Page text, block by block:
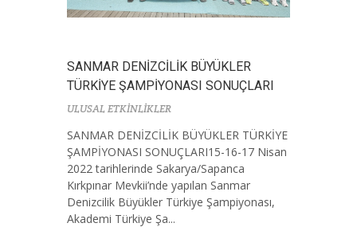
SANMAR DENİZCİLİK BÜYÜKLER
TÜRKİYE ŞAMPİYONASI SONUÇLARI
ULUSAL ETKİNLİKLER
SANMAR DENİZCİLİK BÜYÜKLER TÜRKİYE
ŞAMPİYONASI SONUÇLARI15-16-17 Nisan
2022 tarihlerinde Sakarya/Sapanca
Kırkpınar Mevkii’nde yapılan Sanmar
Denizcilik Büyükler Türkiye Şampiyonası,
Akademi Türkiye Şa...